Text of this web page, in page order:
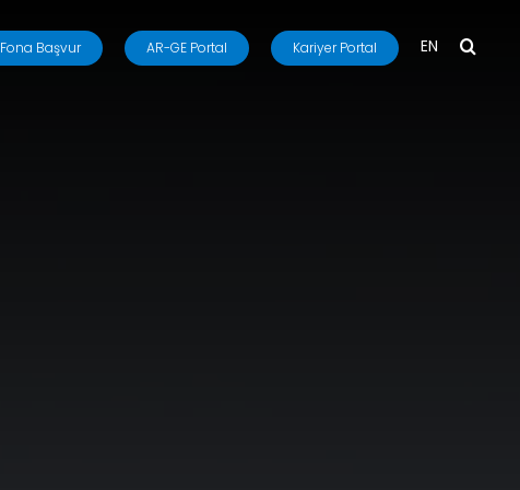
Fona Başvur AR-GE Portal Kariyer Portal EN